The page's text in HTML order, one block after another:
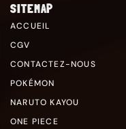
SITEMAP
ACCUEIL
CGV
CONTACTEZ-NOUS
POKÉMON
NARUTO KAYOU
ONE PIECE